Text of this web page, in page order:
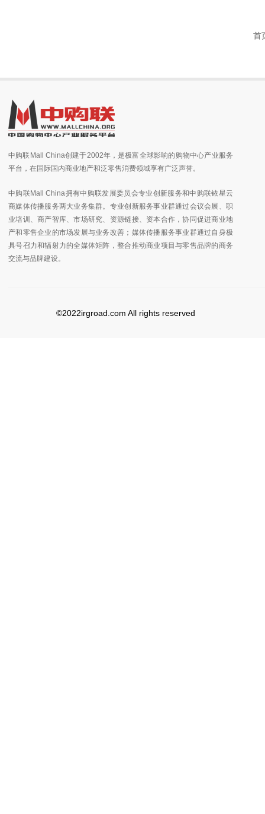
首
中购联Mall China创建于2002年，是极富全球影响的购物中心产业服务
平台，在国际国内商业地产和泛零售消费领域享有广泛声誉。
中购联Mall China拥有中购联发展委员会专业创新服务和中购联铱星云
商媒体传播服务两大业务集群。专业创新服务事业群通过会议会展、职
业培训、商产智库、市场研究、资源链接、资本合作，协同促进商业地
产和零售企业的市场发展与业务改善；媒体传播服务事业群通过自身极
具号召力和辐射力的全媒体矩阵，整合推动商业项目与零售品牌的商务
交流与品牌建设。
©2022irgroad.com All rights reserved